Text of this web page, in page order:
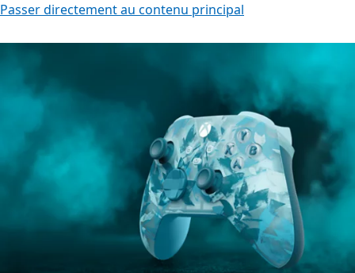
Passer directement au contenu principal